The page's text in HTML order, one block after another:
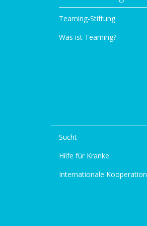
Teaming-Stiftung
Was ist Teaming?
Sucht
Hilfe für Kranke
Internationale Kooperation